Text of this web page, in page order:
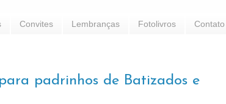
Convites Lembranças Fotolivros Contato
padrinhos de Batizados e